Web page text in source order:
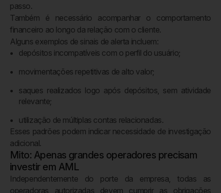
passo.
Também é necessário acompanhar o comportamento
financeiro ao longo da relação com o cliente.
Alguns exemplos de sinais de alerta incluem:
depósitos incompatíveis com o perfil do usuário;
movimentações repetitivas de alto valor;
saques realizados logo após depósitos, sem atividade
relevante;
utilização de múltiplas contas relacionadas.
Esses padrões podem indicar necessidade de investigação
adicional.
Mito: Apenas grandes operadores precisam
investir em AML
Independentemente do porte da empresa, todas as
operadoras autorizadas devem cumprir as obrigações